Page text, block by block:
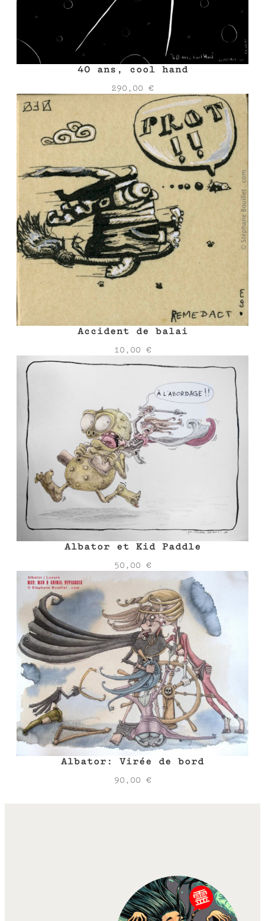
40 ans, cool hand
290,00 €
Accident de balai
10,00 €
Albator et Kid Paddle
50,00 €
Albator: Virée de bord
90,00 €